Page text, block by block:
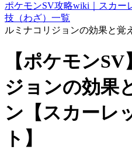
ポケモンSV攻略wiki｜スカー
技（わざ）一覧
ルミナコリジョンの効果と覚
【ポケモン
ジョンの効果
ン【スカーレ
ト】